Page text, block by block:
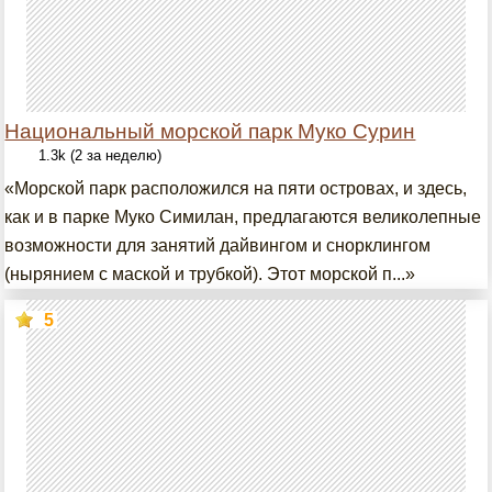
Национальный морской парк Муко Сурин
1.3k (2 за неделю)
«Морской парк расположился на пяти островах, и здесь,
как и в парке Муко Симилан, предлагаются великолепные
возможности для занятий дайвингом и снорклингом
(нырянием с маской и трубкой). Этот морской п...»
5